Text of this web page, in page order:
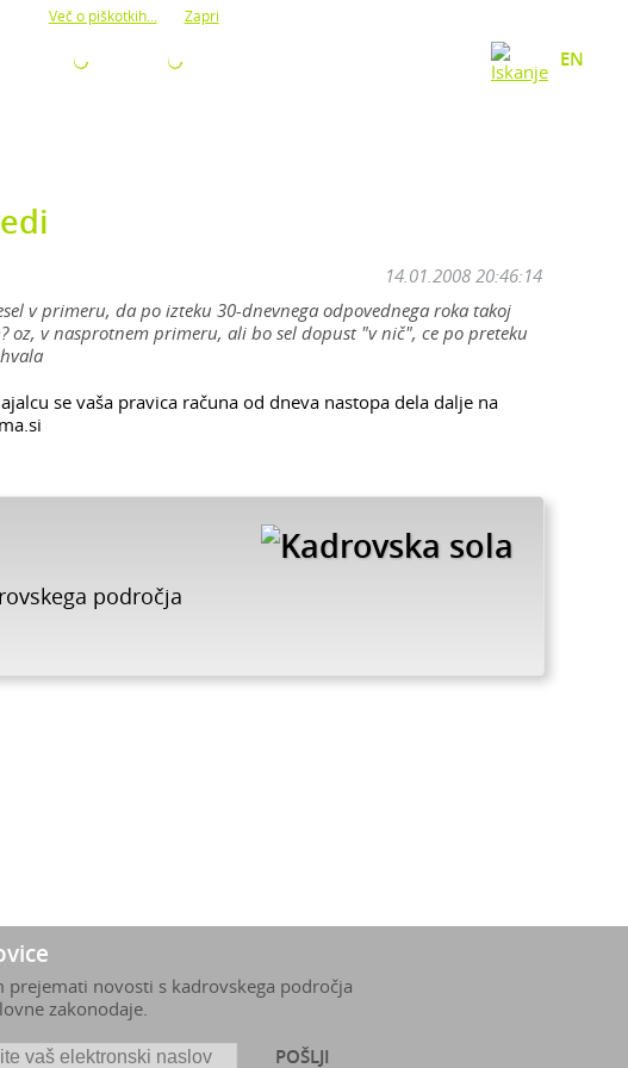
Več o piškotkih... Zapri
EN
14.01.2008 20:46:14
v primeru, da po izteku 30-dnevnega odpovednega roka takoj
v nasprotnem primeru, ali bo sel dopust "v nič", ce po preteku
se vaša pravica računa od dneva nastopa dela dalje na
področja
prejemati novosti s kadrovskega področja
zakonodaje.
POŠLJI